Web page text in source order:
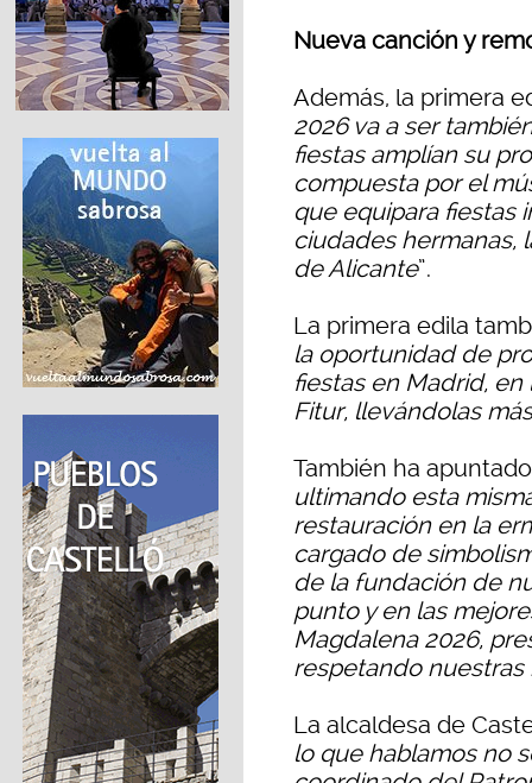
Nueva canción y
Además, la primera
2026 va a ser
fiestas amplían su
compuesta por el
que equipara fiestas
ciudades hermanas,
de Alicante”.
La primera edila
la oportunidad de
fiestas en Madrid, en
Fitur, llevándolas
También ha
ultimando esta
restauración en la
cargado de
de la fundación de
punto y en las
Magdalena 2026,
respetando nuestras
La alcaldesa de
lo que hablamos no